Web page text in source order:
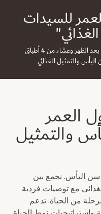
للسيدات
وعشاء من 4 أطباق
العمر
والتمثيل
اليأس. نجمع بين
مع توصيات فردية
من الحياة. تدعم